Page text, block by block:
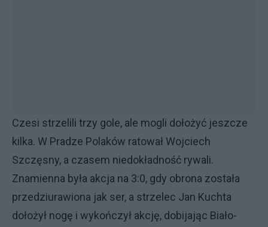
Czesi strzelili trzy gole, ale mogli dołożyć jeszcze
kilka. W Pradze Polaków ratował Wojciech
Szczęsny, a czasem niedokładność rywali.
Znamienna była akcja na 3:0, gdy obrona została
przedziurawiona jak ser, a strzelec Jan Kuchta
dołożył nogę i wykończył akcję, dobijając Biało-